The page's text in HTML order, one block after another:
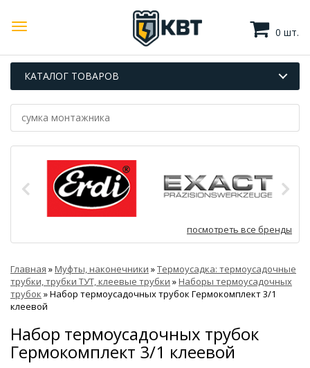
0 шт.
КАТАЛОГ ТОВАРОВ
посмотреть все бренды
Главная »Муфты, наконечники »Термоусадка: термоусадочные
трубки, трубки ТУТ, клеевые трубки »Наборы термоусадочных
трубок »Набор термоусадочных трубок Гермокомплект 3/1
клеевой
Набор термоусадочных трубок
Гермокомплект 3/1 клеевой